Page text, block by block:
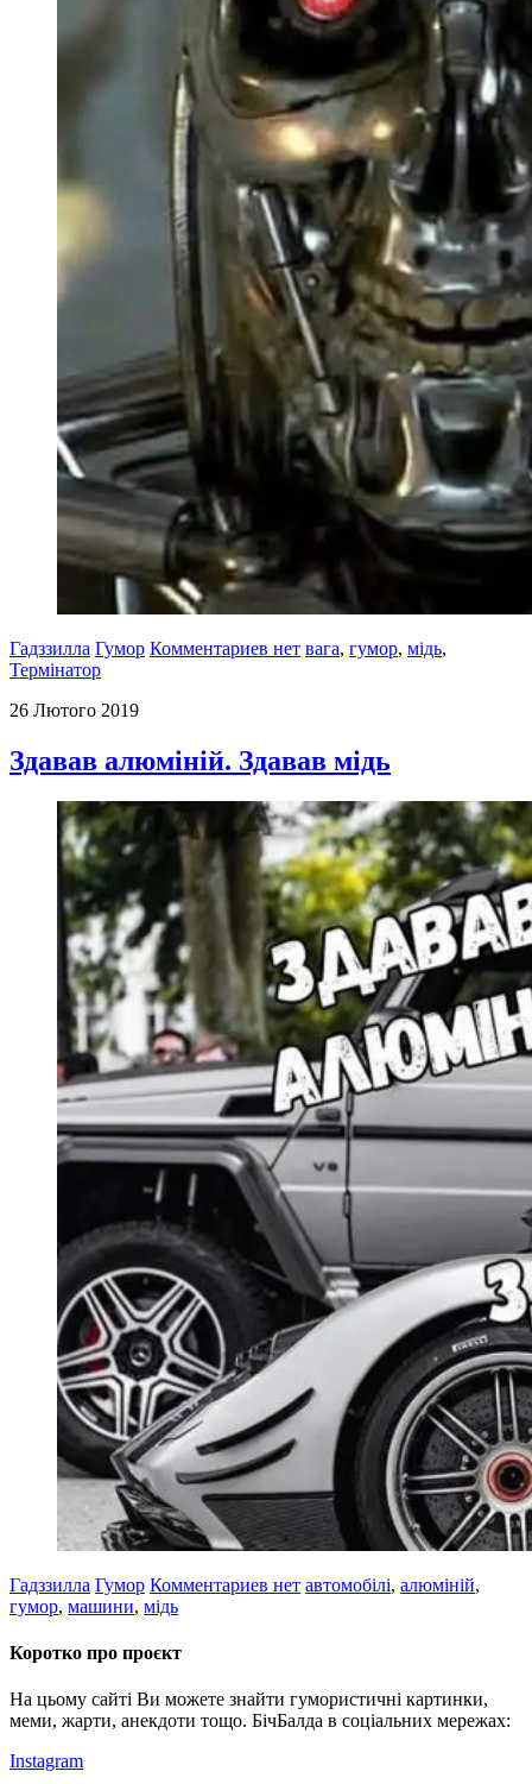
Гадззилла Гумор Комментариев нет вага, гумор, мідь,
Термінатор
26 Лютого 2019
Здавав алюміній. Здавав мідь
Гадззилла Гумор Комментариев нет автомобілі, алюміній,
гумор, машини, мідь
Коротко про проєкт
На цьому сайті Ви можете знайти гумористичні картинки,
меми, жарти, анекдоти тощо. БічБалда в соціальних мережах:
Instagram